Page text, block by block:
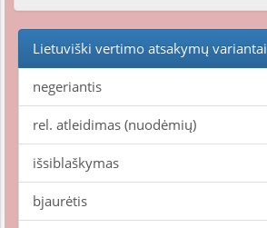
Lietuviški vertimo atsakymų variantai
negeriantis
rel. atleidimas (nuodėmių)
išsiblaškymas
bjaurėtis